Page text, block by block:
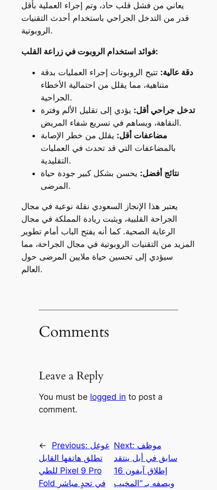
يعاني من فشل قلب حاد، وتم إجراء العملية بأقل
قدر من التدخل الجراحي باستخدام أحدث التقنيات
الروبوتية.
فوائد استخدام الروبوت في زراعة القلب:
دقة عالية: تتيح الروبوتات إجراء العمليات بدقة
متناهية، مما يقلل من احتمالية الأخطاء
الجراحية.
تدخل جراحي أقل: يؤدي إلى تقليل الألم وفترة
النقاهة، ويساهم في تسريع شفاء المريض.
مضاعفات أقل: يقلل من خطر الإصابة
بالمضاعفات التي قد تحدث في العمليات
التقليدية.
نتائج أفضل: يحسن بشكل كبير جودة حياة
المرضى.
يعتبر هذا الإنجاز السعودي نقلة نوعية في مجال
الجراحة القلبية، ويثبت ريادة المملكة في مجال
الرعاية الصحية. كما أنه يفتح الباب أمام تطوير
المزيد من التقنيات الروبوتية في مجال الجراحة، مما
سيؤدي إلى تحسين حياة ملايين المرضى حول
العالم.
Comments
Leave a Reply
You must be logged in to post a
comment.
← Previous: غوغل
تطلق هاتفها القابل
للطي Pixel 9 Pro
Fold في تحدٍ مباشر
Next: موظف
سابق في أبل ينتقد
إطلاق آيفون 16
ويصفه بـ “المخيب